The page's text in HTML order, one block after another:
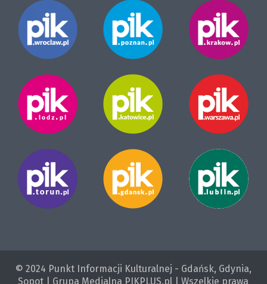
© 2024 Punkt Informacji Kulturalnej - Gdańsk, Gdynia,
Sopot | Grupa Medialna PIKPLUS.pl | Wszelkie prawa